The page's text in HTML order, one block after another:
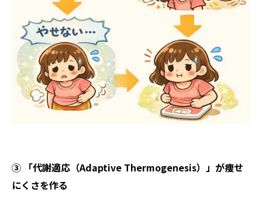
③ 「代謝適応（Adaptive Thermogenesis）」が痩せ
にくさを作る